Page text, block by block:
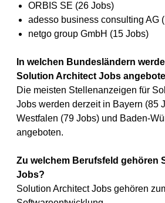
ORBIS SE (26 Jobs)
adesso business consulting AG
netgo group GmbH (15 Jobs)
In welchen Bundesländern
Solution Architect Jobs
Die meisten Stellenanzeigen für
Jobs werden derzeit in Bayern (85
Westfalen (79 Jobs) und Baden-
angeboten.
Zu welchem Berufsfeld gehören
Jobs?
Solution Architect Jobs gehören